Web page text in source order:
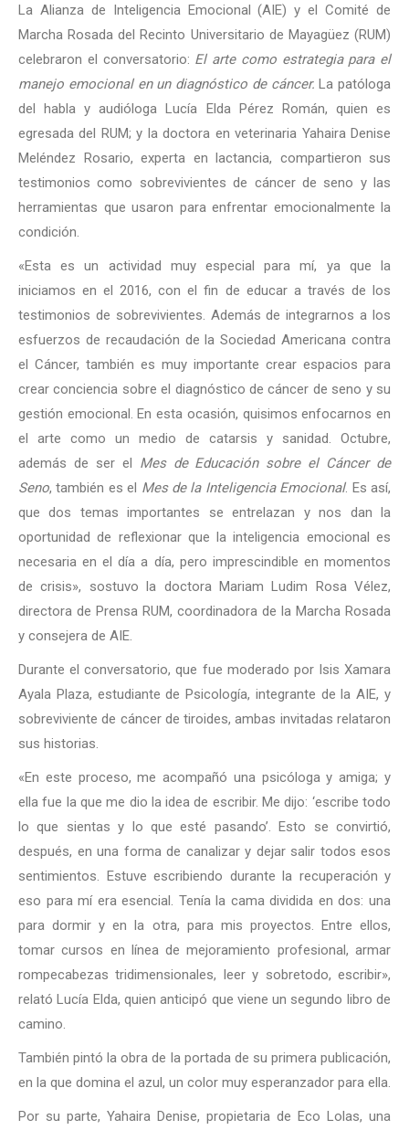
La Alianza de Inteligencia Emocional (AIE) y el Comité de
Marcha Rosada del Recinto Universitario de Mayagüez (RUM)
celebraron el conversatorio: El arte como estrategia para el
manejo emocional en un diagnóstico de cáncer.La patóloga
del habla y audióloga Lucía Elda Pérez Román, quien es
egresada del RUM; y la doctora en veterinaria Yahaira Denise
Meléndez Rosario, experta en lactancia, compartieron sus
testimonios como sobrevivientes de cáncer de seno y las
herramientas que usaron para enfrentar emocionalmente la
condición.
«Esta es un actividad muy especial para mí, ya que la
iniciamos en el 2016, con el fin de educar a través de los
testimonios de sobrevivientes. Además de integrarnos a los
esfuerzos de recaudación de la Sociedad Americana contra
el Cáncer, también es muy importante crear espacios para
crear conciencia sobre el diagnóstico de cáncer de seno y su
gestión emocional. En esta ocasión, quisimos enfocarnos en
el arte como un medio de catarsis y sanidad. Octubre,
además de ser el Mes de Educación sobre el Cáncer de
Seno, también es el Mes de la Inteligencia Emocional. Es así,
que dos temas importantes se entrelazan y nos dan la
oportunidad de reflexionar que la inteligencia emocional es
necesaria en el día a día, pero imprescindible en momentos
de crisis», sostuvo la doctora Mariam Ludim Rosa Vélez,
directora de Prensa RUM, coordinadora de la Marcha Rosada
y consejera de AIE.
Durante el conversatorio, que fue moderado por Isis Xamara
Ayala Plaza, estudiante de Psicología, integrante de la AIE, y
sobreviviente de cáncer de tiroides, ambas invitadas relataron
sus historias.
«En este proceso, me acompañó una psicóloga y amiga; y
ella fue la que me dio la idea de escribir. Me dijo: ‘escribe todo
lo que sientas y lo que esté pasando’. Esto se convirtió,
después, en una forma de canalizar y dejar salir todos esos
sentimientos. Estuve escribiendo durante la recuperación y
eso para mí era esencial. Tenía la cama dividida en dos: una
para dormir y en la otra, para mis proyectos. Entre ellos,
tomar cursos en línea de mejoramiento profesional, armar
rompecabezas tridimensionales, leer y sobretodo, escribir»,
relató Lucía Elda, quien anticipó que viene un segundo libro de
camino.
También pintó la obra de la portada de su primera publicación,
en la que domina el azul, un color muy esperanzador para ella.
Por su parte, Yahaira Denise, propietaria de Eco Lolas, una